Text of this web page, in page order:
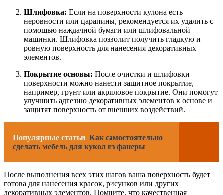
Шлифовка: Если на поверхности кулона есть
неровности или царапины, рекомендуется их удалить с
помощью наждачной бумаги или шлифовальной
машинки. Шлифовка позволит получить гладкую и
ровную поверхность для нанесения декоративных
элементов.
Покрытие основы: После очистки и шлифовки
поверхности можно нанести защитное покрытие,
например, грунт или акриловое покрытие. Они помогут
улучшить адгезию декоративных элементов к основе и
защитят поверхность от внешних воздействий.
Популярные статьи Как самостоятельно
сделать мебель для кукол из фанеры
После выполнения всех этих шагов ваша поверхность будет
готова для нанесения красок, рисунков или других
декоративных элементов. Помните, что качественная